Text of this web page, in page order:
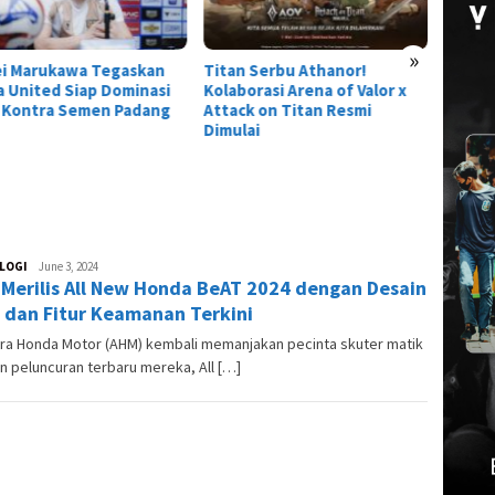
»
Marukawa Tegaskan
United Siap Dominasi
Semen Padang
Titan Serbu Athanor!
Kolaborasi Arena of Valor x
Attack on Titan Resmi
Dimulai
Andre
Skuter
June 3, 2024
Merilis All New Honda BeAT 2024 dengan Desain
dan Fitur Keamanan Terkini
Honda Motor (AHM) kembali memanjakan pecinta skuter matik
peluncuran terbaru mereka, All […]